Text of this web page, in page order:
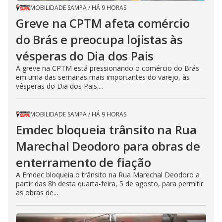
MOBILIDADE SAMPA/ HÁ 9 HORAS
Greve na CPTM afeta comércio
do Brás e preocupa lojistas às
vésperas do Dia dos Pais
A greve na CPTM está pressionando o comércio do Brás
em uma das semanas mais importantes do varejo, às
vésperas do Dia dos Pais....
MOBILIDADE SAMPA/ HÁ 9 HORAS
Emdec bloqueia trânsito na Rua
Marechal Deodoro para obras de
enterramento de fiação
A Emdec bloqueia o trânsito na Rua Marechal Deodoro a
partir das 8h desta quarta-feira, 5 de agosto, para permitir
as obras de...